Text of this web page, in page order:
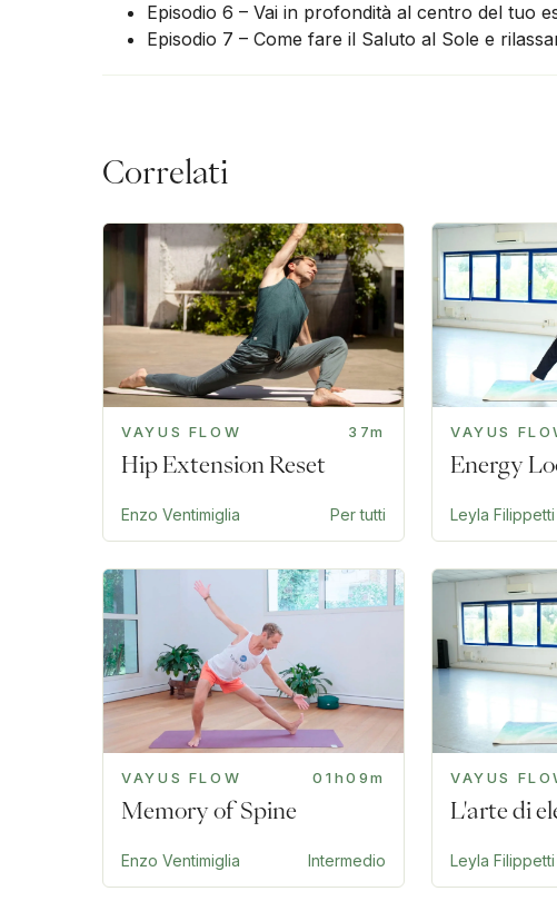
Episodio 6 – Vai in profondità al centro del tuo
Episodio 7 – Come fare il Saluto al Sole e
Correlati
VAYUS FLOW 37m
Hip Extension Reset
Enzo Ventimiglia Per tutti
VAYUS
Energy
Leyla Filippetti
VAYUS FLOW 01h09m
Memory of Spine
Enzo Ventimiglia Intermedio
VAYUS
L'arte di
Leyla Filippetti